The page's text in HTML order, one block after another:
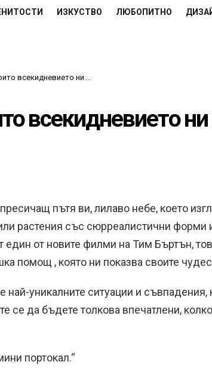
ИЗКУСТВО ЛЮБОПИТНО
ни поднесе изненади
всекидневието
пътя ви, лилаво небе, което
растения със сюрреалистични форми
един от новите филми на Тим Бъртън,
помощ , която ни показва своите
най-уникалните ситуации и съвпадения,
се да бъдете толкова впечатлени,
портокал.“